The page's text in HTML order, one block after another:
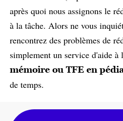
après quoi nous assignons le
à la tâche. Alors ne vous
rencontrez des problèmes de
simplement un service d'aide à
mémoire ou TFE en
de temps.